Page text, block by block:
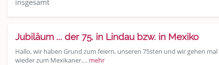
insgesamt
Jubiläum ... der 75. in Lindau bzw. in Mexiko
Hallo, wir haben Grund zum feiern, unseren 75sten und wir gehen mal
wieder zum Mexikaner.… mehr